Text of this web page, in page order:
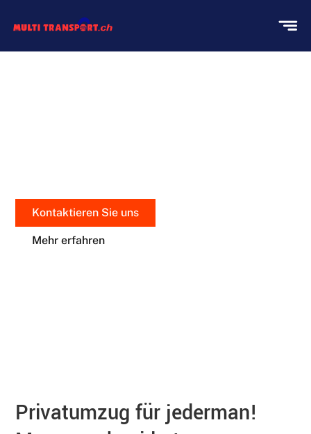
Kontaktieren Sie uns
Mehr erfahren
Privatumzug für jederman!